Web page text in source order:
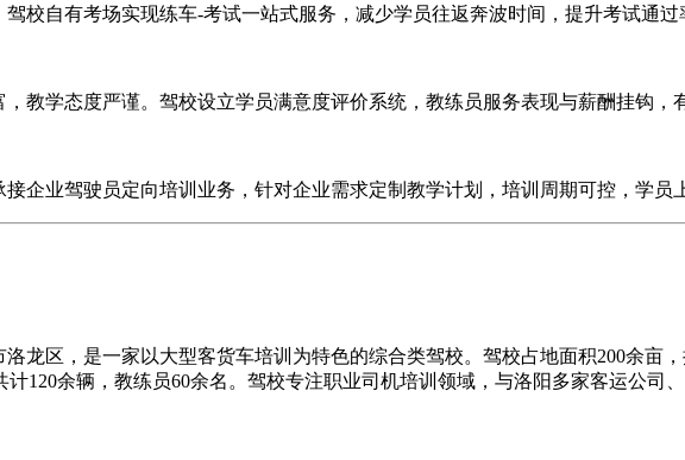
自有考场实现练车-考试一站式服务，减少学员往返奔波时间，提升考试通过
学态度严谨。驾校设立学员满意度评价系统，教练员服务表现与薪酬挂钩，
业驾驶员定向培训业务，针对企业需求定制教学计划，培训周期可控，学员
区，是一家以大型客货车培训为特色的综合类驾校。驾校占地面积200余亩
120余辆，教练员60余名。驾校专注职业司机培训领域，与洛阳多家客运公司